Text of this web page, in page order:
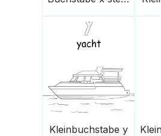
Kleinbuchstabe y